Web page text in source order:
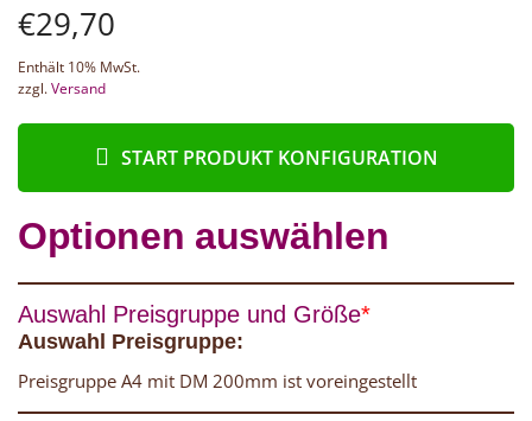
€29,70
Enthält 10% MwSt.
zzgl.Versand
START PRODUKT KONFIGURATION
Optionen auswählen
*
Auswahl Preisgruppe und Größe
Auswahl Preisgruppe:
Preisgruppe A4 mit DM 200mm ist voreingestellt